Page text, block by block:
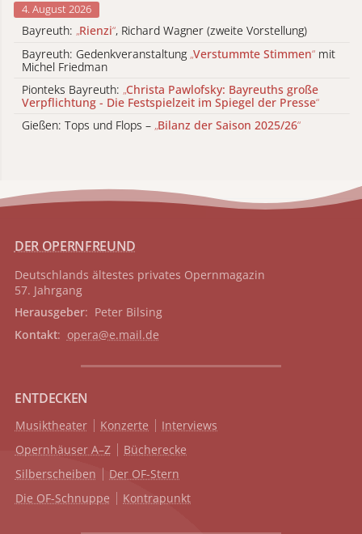
4. August 2026
Bayreuth: „Rienzi“, Richard Wagner (zweite Vorstellung)
Bayreuth: Gedenkveranstaltung „Verstummte Stimmen“ mit
Michel Friedman
Pionteks Bayreuth: „Christa Pawlofsky: Bayreuths große
Verpflichtung - Die Festspielzeit im Spiegel der Presse“
Gießen: Tops und Flops – „Bilanz der Saison 2025/26“
DER OPERNFREUND
Deutschlands ältestes privates Opernmagazin
57. Jahrgang
Herausgeber: Peter Bilsing
Kontakt: opera@e.mail.de
ENTDECKEN
Musiktheater Konzerte
Interviews
Opernhäuser A–Z
Bücherecke
Silberscheiben
Der OF-Stern
Die OF-Schnuppe
Kontrapunkt